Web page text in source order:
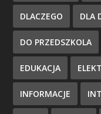
DLACZEGO DLA
DO PRZEDSZKOLA
EDUKACJA
INFORMACJE